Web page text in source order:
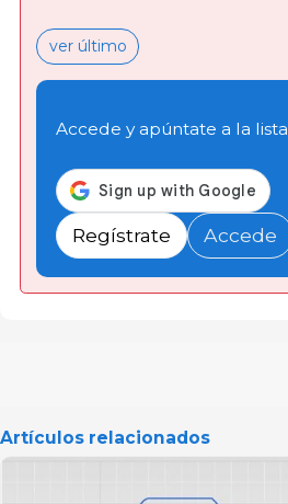
ver último
Accede y apúntate a la lista
Regístrate Accede
Artículos relacionados